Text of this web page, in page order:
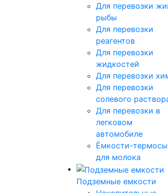
Для перевозки
рыбы
Для перевозки
реагентов
Для перевозки
жидкостей
Для перевозки
Для перевозки
солевого
Для перевозки в
легковом
автомобиле
Ёмкости-термосы
для молока
Подземные емкости